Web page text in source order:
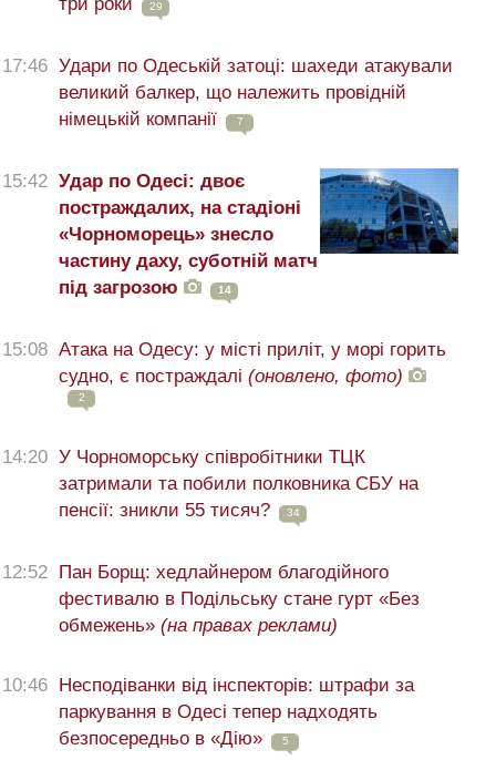
29
17:46 Удари по Одеській затоці: шахеди атакували
великий балкер, що належить провідній
німецькій компанії
7
15:42 Удар по Одесі: двоє
постраждалих, на стадіоні
«Чорноморець» знесло
частину даху, суботній матч
під загрозою
14
15:08 Атака на Одесу: у місті приліт, у морі горить
судно, є постраждалі (оновлено, фото)
2
14:20 У Чорноморську співробітники ТЦК
затримали та побили полковника СБУ на
пенсії: зникли 55 тисяч?
34
12:52 Пан Борщ: хедлайнером благодійного
фестивалю в Подільську стане гурт «Без
обмежень» (на правах реклами)
10:46 Несподіванки від інспекторів: штрафи за
паркування в Одесі тепер надходять
безпосередньо в «Дію»
5